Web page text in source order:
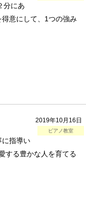
分にあ
意にして、1つの強み
2019年10月16日
ピアノ教室
に指導い
する豊かな人を育てる